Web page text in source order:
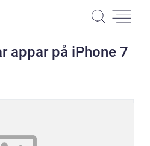
appar på iPhone 7